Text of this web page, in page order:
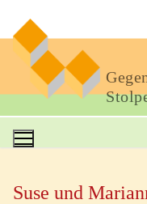
Suse und